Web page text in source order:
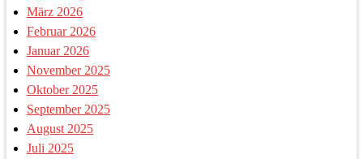
März 2026
Februar 2026
Januar 2026
November 2025
Oktober 2025
September 2025
August 2025
Juli 2025